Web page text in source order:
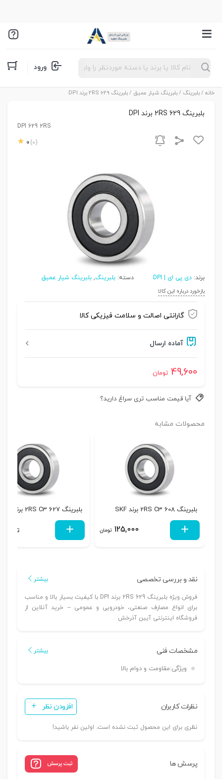
Products
search ورود
خانه /بلبرینگ /بلبرینگ شیار عمیق / بلبرینگ 629 2RS برند DPI
بلبرینگ 629 2RS برند DPI
DPI 629 2RS
0 (0)
برند: دی پی ای | DPI دسته: بلبرینگ, بلبرینگ شیار عمیق
بازخورد درباره این کالا
گارانتی اصالت و سلامت فیزیکی کالا
آماده ارسال
49,600 تومان
آیا قیمت مناسب تری سراغ دارید؟
محصولات مشابه
بلبرینگ 608 2RS C3 برند SKF
125,000 تومان
بلبرینگ 627 2RS C3 برند SKF
تماس
نقد و بررسی تخصصی بیشتر
فروش ویژه بلبرینگ 629 2RS برند DPI با کیفیت بسیار بالا و مناسب
برای انواع مصارف صنعتی، خودرویی و عمومی – خرید آنلاین از
فروشگاه اینترنتی آیین آذرخش
مشخصات فنی بیشتر
ویژگی:مقاومت و دوام بالا
نظرات کاربران افزودن نظر
نظری برای این محصول ثبت نشده است. اولین نفر باشید!
پرسش ها ثبت پرسش